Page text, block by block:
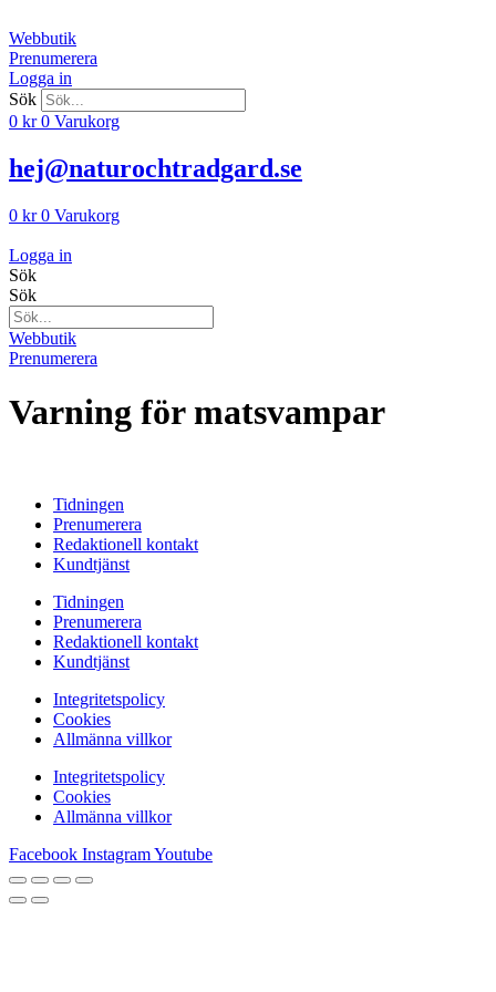
till
innehåll
Webbutik
Prenumerera
Logga in
Sök
0 kr 0 Varukorg
hej@naturochtradgard.se
0 kr 0 Varukorg
Logga in
Sök
Sök
Webbutik
Prenumerera
Varning för matsvampar
Tidningen
Prenumerera
Redaktionell kontakt
Kundtjänst
Tidningen
Prenumerera
Redaktionell kontakt
Kundtjänst
Integritetspolicy
Cookies
Allmänna villkor
Integritetspolicy
Cookies
Allmänna villkor
Facebook InstagramYoutube